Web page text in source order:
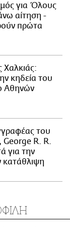
για Όλους
αίτηση -
πρώτα
κηδεία του
Αθηνών
του
George R. R.
για την
κατάθλιψη